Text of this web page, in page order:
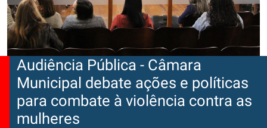
Audiência Pública - Câmara
Municipal debate ações e políticas
para combate à violência contra as
mulheres